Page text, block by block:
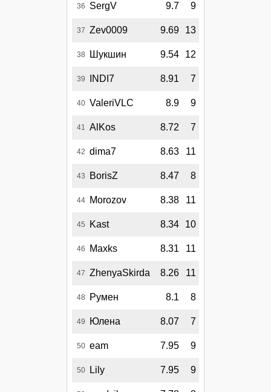
36 SergV 9.7 9
37 Zev0009 9.69 13
38 Шукшин 9.54 12
39 INDI7 8.91 7
40 ValeriVLC 8.9 9
41 AlKos 8.72 7
42 dima7 8.63 11
43 BorisZ 8.47 8
44 Morozov 8.38 11
45 Kast 8.34 10
46 Maxks 8.31 11
47 ZhenyaSkirda 8.26 11
48 Румен 8.1 8
49 Юлена 8.07 7
50 eam 7.95 9
50 Lily 7.95 9